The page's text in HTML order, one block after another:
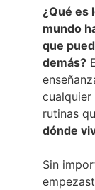
¿Qué es
mundo
que
demás?
cualquier
rutinas
dónde
Sin